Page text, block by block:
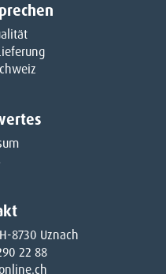
8730 Uznach
22 88